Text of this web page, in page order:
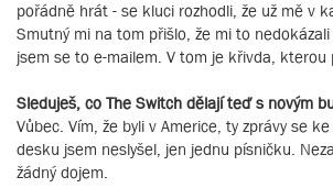
pořádně hrát - se kluci rozhodli, že už mě v
Smutný mi na tom přišlo, že mi to
jsem se to e-mailem. V tom je křivda, kterou
Sleduješ, co The Switch dělají teď s novým
Vůbec. Vím, že byli v Americe, ty zprávy se
desku jsem neslyšel, jen jednu písničku.
žádný dojem.